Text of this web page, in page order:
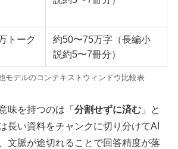
トーク
約50〜75万字（長編小
説約5〜7冊分）
モデルのコンテキストウィンドウ比較表
味を持つのは「 分割せずに済む」と
長い資料をチャンクに切り分けてAI
文脈が途切れることで回答精度が落